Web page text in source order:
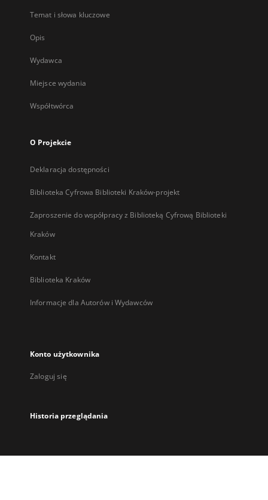
Temat i słowa kluczowe
Opis
Wydawca
Miejsce wydania
Współtwórca
O Projekcie
Deklaracja dostępności
Biblioteka Cyfrowa Biblioteki Kraków-projekt
Zaproszenie do współpracy z Biblioteką Cyfrową Biblioteki
Kraków
Kontakt
Biblioteka Kraków
Informacje dla Autorów i Wydawców
Konto użytkownika
Zaloguj się
Historia przeglądania